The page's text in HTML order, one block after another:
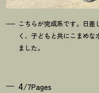
こちらが完成系です。日
く、子どもと共にこまめ
ました。
4/7Pages